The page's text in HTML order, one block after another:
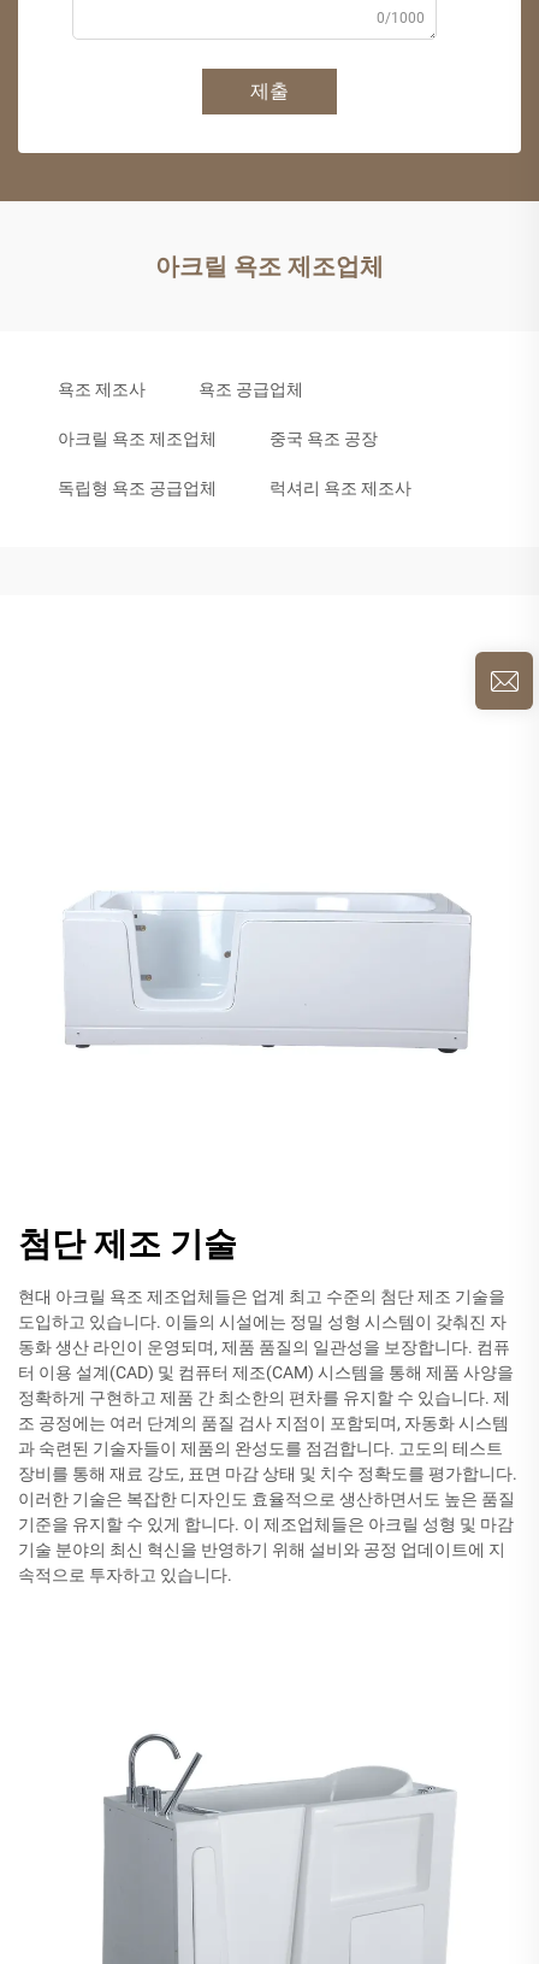
0/1000
제출
아크릴 욕조 제조업체
욕조 제조사 욕조 공급업체
아크릴 욕조 제조업체 중국 욕조 공장
독립형 욕조 공급업체 럭셔리 욕조 제조사
첨단 제조 기술
현대 아크릴 욕조 제조업체들은 업계 최고 수준의 첨단 제조 기술을
도입하고 있습니다. 이들의 시설에는 정밀 성형 시스템이 갖춰진 자
동화 생산 라인이 운영되며, 제품 품질의 일관성을 보장합니다. 컴퓨
터 이용 설계(CAD) 및 컴퓨터 제조(CAM) 시스템을 통해 제품 사양을
정확하게 구현하고 제품 간 최소한의 편차를 유지할 수 있습니다. 제
조 공정에는 여러 단계의 품질 검사 지점이 포함되며, 자동화 시스템
과 숙련된 기술자들이 제품의 완성도를 점검합니다. 고도의 테스트
장비를 통해 재료 강도, 표면 마감 상태 및 치수 정확도를 평가합니다.
이러한 기술은 복잡한 디자인도 효율적으로 생산하면서도 높은 품질
기준을 유지할 수 있게 합니다. 이 제조업체들은 아크릴 성형 및 마감
기술 분야의 최신 혁신을 반영하기 위해 설비와 공정 업데이트에 지
속적으로 투자하고 있습니다.